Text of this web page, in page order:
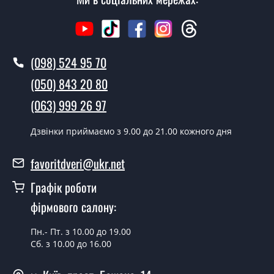
Вега?
Вартість встановлення дверей Вега - від 1600 грн.
У той самий день протягом кількох годин, за умови
наявності їх на складі, чи наступного дня.
Чи можна на сьогодні викликати
Так можна.
У вас є в наявності готові металеві
Так, ми маємо великий асортимент готових металевих
дверей.
(098) 524 95 70
(050) 843 20 80
(063) 999 26 97
Дзвінки приймаємо з 9.00 до 21.00 кожного дня
favoritdveri@ukr.net
Графік роботи
фірмового салону:
Пн.- Пт. з 10.00 до 19.00
Сб. з 10.00 до 16.00